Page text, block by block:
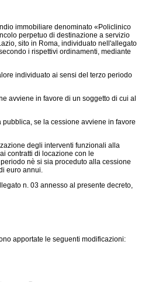
immobiliare denominato «Policlinico
perpetuo di destinazione a servizio
sito in Roma, individuato nell'allegato
i rispettivi ordinamenti, mediante
individuato ai sensi del terzo periodo
avviene in favore di un soggetto di cui al
se la cessione avviene in favore
degli interventi funzionali alla
contratti di locazione con le
nè si sia proceduto alla cessione
euro annui.
n. 03 annesso al presente decreto,
apportate le seguenti modificazioni: